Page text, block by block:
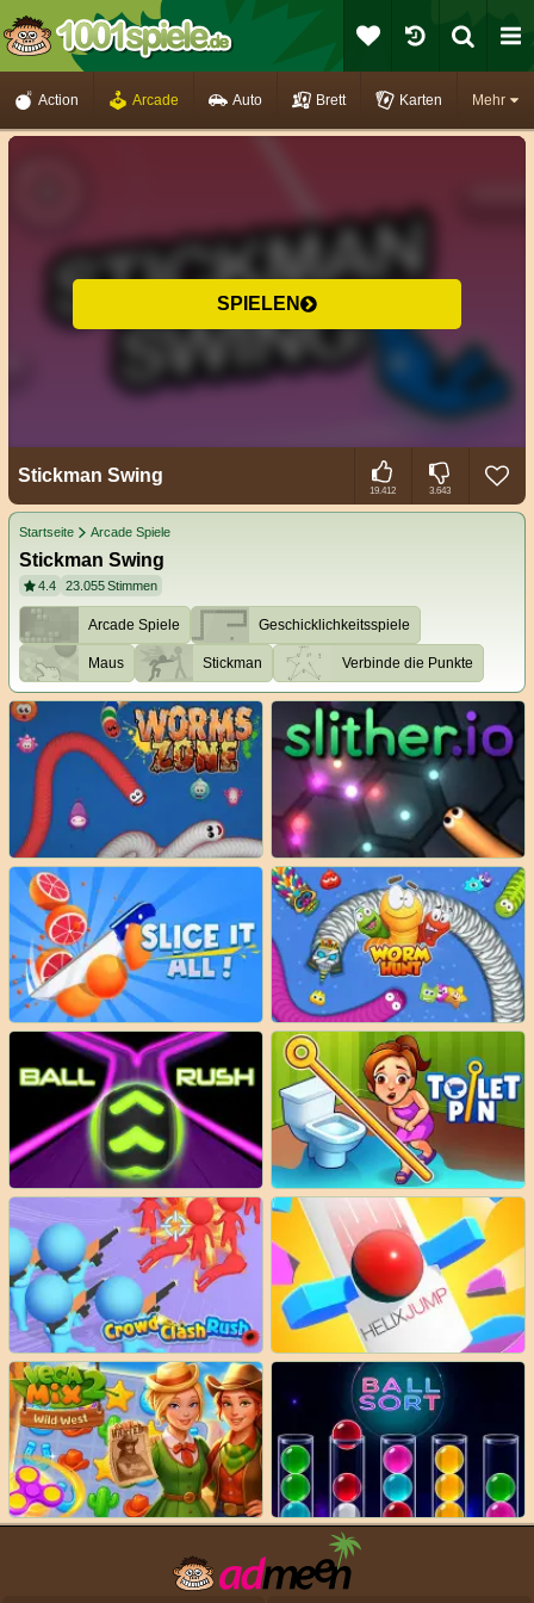
Mehr
Action Arcade Auto Brett Karten
SPIELEN
Stickman Swing
19.412 3.643
Startseite Arcade Spiele
Stickman Swing
4.4 23.055Stimmen
Arcade Spiele Geschicklichkeitsspiele
Maus Stickman Verbinde die Punkte